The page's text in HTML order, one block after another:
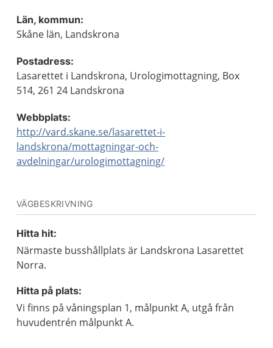
Län, kommun:
Skåne län, Landskrona
Postadress:
Lasarettet i Landskrona, Urologimottagning, Box
514, 261 24 Landskrona
Webbplats:
http://vard.skane.se/lasarettet-i-
landskrona/mottagningar-och-
avdelningar/urologimottagning/
VÄGBESKRIVNING
Hitta hit:
Närmaste busshållplats är Landskrona Lasarettet
Norra.
Hitta på plats:
Vi finns på våningsplan 1, målpunkt A, utgå från
huvudentrén målpunkt A.